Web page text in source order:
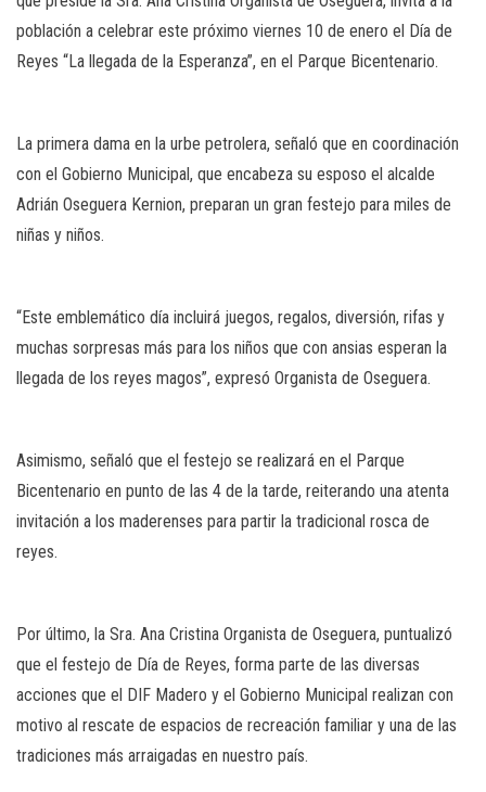
población a celebrar este próximo viernes 10 de enero el Día de
Reyes “La llegada de la Esperanza”, en el Parque Bicentenario.
La primera dama en la urbe petrolera, señaló que en coordinación
con el Gobierno Municipal, que encabeza su esposo el alcalde
Adrián Oseguera Kernion, preparan un gran festejo para miles de
niñas y niños.
“Este emblemático día incluirá juegos, regalos, diversión, rifas y
muchas sorpresas más para los niños que con ansias esperan la
llegada de los reyes magos”, expresó Organista de Oseguera.
Asimismo, señaló que el festejo se realizará en el Parque
Bicentenario en punto de las 4 de la tarde, reiterando una atenta
invitación a los maderenses para partir la tradicional rosca de
reyes.
Por último, la Sra. Ana Cristina Organista de Oseguera, puntualizó
que el festejo de Día de Reyes, forma parte de las diversas
acciones que el DIF Madero y el Gobierno Municipal realizan con
motivo al rescate de espacios de recreación familiar y una de las
tradiciones más arraigadas en nuestro país.